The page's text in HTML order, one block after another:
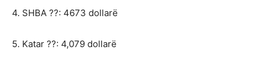
4. SHBA ??: 4673 dollarë
5. Katar ??: 4,079 dollarë